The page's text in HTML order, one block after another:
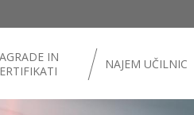
IN
NAJEM UČILNIC